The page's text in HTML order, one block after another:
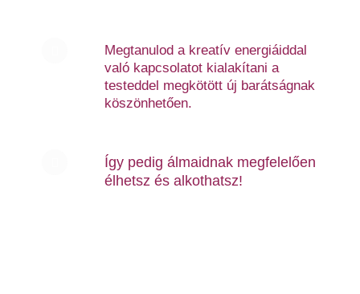
Megtanulod a kreatív energiáiddal
való kapcsolatot kialakítani a
testeddel megkötött új barátságnak
köszönhetően.
Így pedig álmaidnak megfelelően
élhetsz és alkothatsz!